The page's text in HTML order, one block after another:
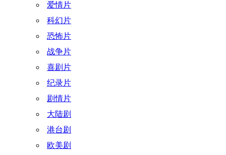
爱情片
科幻片
恐怖片
战争片
喜剧片
纪录片
剧情片
大陆剧
港台剧
欧美剧